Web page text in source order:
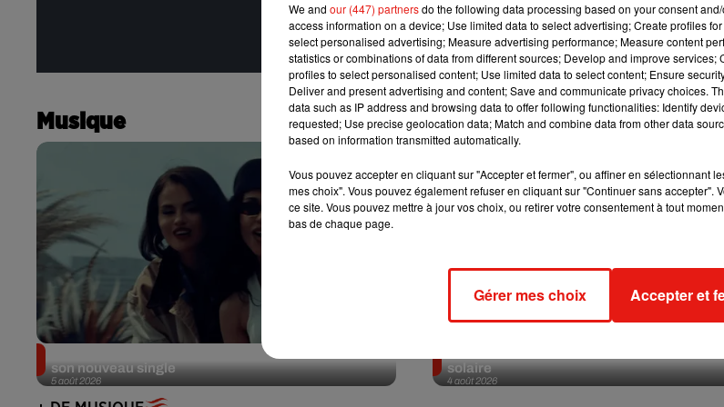
Afficher l'élément
Musique
5 août 2026
Benny Blanco invite Selena Gomez et Becky G sur
son nouveau single
4 août 2026
solaire
We and our (447) partnersdo the following data processing based on your consent
access information on a device; Use limited data to select advertising; Create profiles
select personalised advertising; Measure advertising performance; Measure content
statistics or combinations of data from different sources; Develop and improve
profiles to select personalised content; Use limited data to select content; Ensure
Deliver and present advertising and content; Save and communicate privacy choices.
data such as IP address and browsing data to offer following functionalities: Identify
requested; Use precise geolocation data; Match and combine data from other data
based on information transmitted automatically.
Vous pouvez accepter en cliquant sur "Accepter et fermer", ou affiner en sélectionnant
mes choix". Vous pouvez également refuser en cliquant sur "Continuer sans accepter".
ce site. Vous pouvez mettre à jour vos choix, ou retirer votre consentement à tout
bas de chaque page.
Gérer mes choix Accepter et